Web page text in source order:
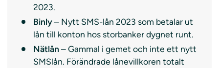
2023.
Binly– Nytt SMS-lån 2023 som betalar ut
lån till konton hos storbanker dygnet runt.
Nätlån – Gammal i gemet och inte ett nytt
SMSlån. Förändrade lånevillkoren totalt